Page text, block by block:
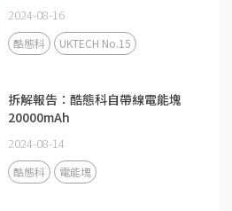
2024-08-16
酷態科 UKTECH No.15
拆解報告：酷態科自帶線電能塊
20000mAh
2024-08-14
酷態科 電能塊